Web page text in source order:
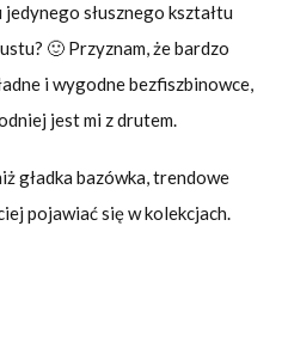
słusznego kształtu
🙂 Przyznam, że bardzo
i wygodne bezfiszbinowce,
jest mi z drutem.
gładka bazówka, trendowe
pojawiać się w kolekcjach.